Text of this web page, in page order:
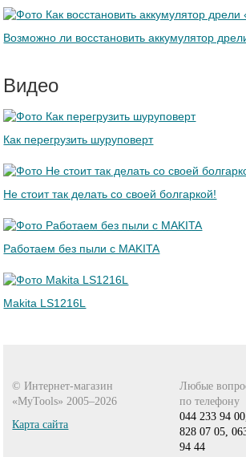
Возможно ли восстановить аккумулятор
Видео
Как перегрузить шуруповерт
Не стоит так делать со своей болгаркой!
Работаем без пыли с MAKITA
Makita LS1216L
© Интернет-магазин
«MyTools» 2005–2026
Карта сайта
Любые
по телефону
044 233 94
828 07 05,
94 44